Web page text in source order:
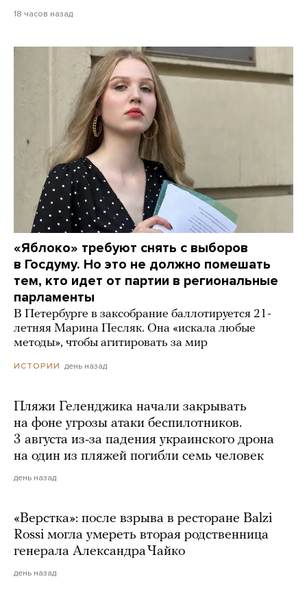
18 часов назад
«Яблоко» требуют снять с выборов
в Госдуму. Но это не должно помешать
тем, кто идет от партии в региональные
парламенты
В Петербурге в заксобрание баллотируется 21-
летняя Марина Песляк. Она «искала любые
методы», чтобы агитировать за мир
ИСТОРИИ день назад
Пляжи Геленджика начали закрывать
на фоне угрозы атаки беспилотников.
3 августа из-за падения украинского дрона
на один из пляжей погибли семь человек
день назад
«Верстка»: после взрыва в ресторане Balzi
Rossi могла умереть вторая родственница
генерала Александра Чайко
день назад